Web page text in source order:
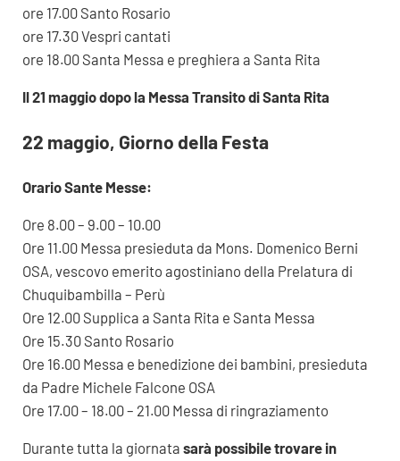
ore 17.00 Santo Rosario
ore 17.30 Vespri cantati
ore 18.00 Santa Messa e preghiera a Santa Rita
Il 21 maggio dopo la Messa Transito di Santa Rita
22 maggio, Giorno della Festa
Orario Sante Messe:
Ore 8.00 – 9.00 – 10.00
Ore 11.00 Messa presieduta da Mons. Domenico Berni
OSA, vescovo emerito agostiniano della Prelatura di
Chuquibambilla – Perù
Ore 12.00 Supplica a Santa Rita e Santa Messa
Ore 15.30 Santo Rosario
Ore 16.00 Messa e benedizione dei bambini, presieduta
da Padre Michele Falcone OSA
Ore 17.00 – 18.00 – 21.00 Messa di ringraziamento
Durante tutta la giornata sarà possibile trovare in